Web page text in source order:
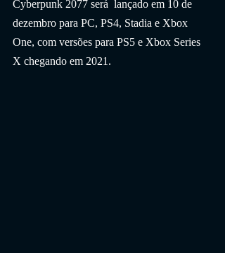
Cyberpunk 2077 será  lançado em 10 de
dezembro para PC, PS4, Stadia e Xbox
One, com versões para PS5 e Xbox Series
X chegando em 2021.